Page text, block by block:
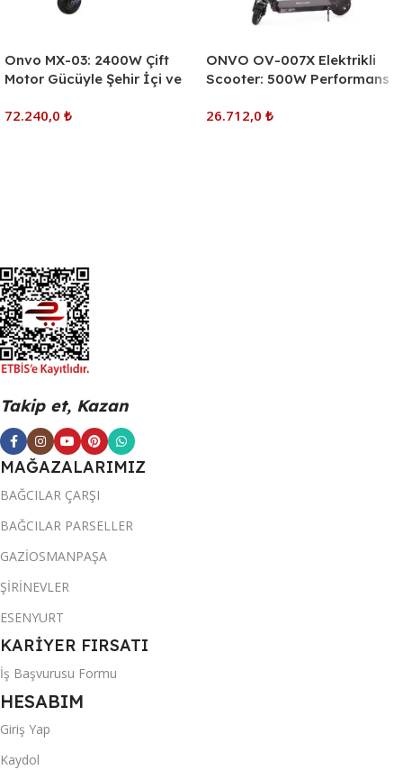
Onvo MX-03: 2400W Çift
Motor Gücüyle Şehir İçi ve
72.240,0 ₺
ONVO OV-007X Elektrikli
Scooter: 500W Performans
26.712,0 ₺
Takip et, Kazan
MAĞAZALARIMIZ
BAĞCILAR ÇARŞI
BAĞCILAR PARSELLER
GAZİOSMANPAŞA
ŞİRİNEVLER
ESENYURT
KARİYER FIRSATI
İş Başvurusu Formu
HESABIM
Giriş Yap
Kaydol